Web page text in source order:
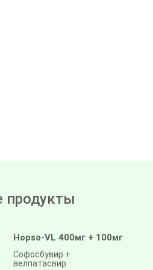
продукты
Hopso-VL 400мг + 100мг
Софосбувир +
велпатасвир